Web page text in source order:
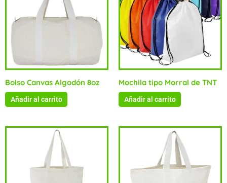
Bolso Canvas Algodón 8oz
Añadir al carrito
Mochila tipo Morral de TNT
Añadir al carrito